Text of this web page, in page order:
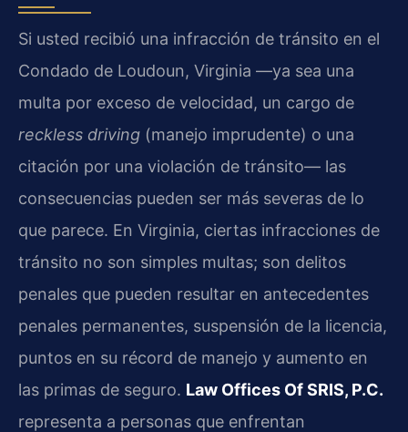
Si usted recibió una infracción de tránsito en el
Condado de Loudoun, Virginia —ya sea una
multa por exceso de velocidad, un cargo de
reckless driving (manejo imprudente) o una
citación por una violación de tránsito— las
consecuencias pueden ser más severas de lo
que parece. En Virginia, ciertas infracciones de
tránsito no son simples multas; son delitos
penales que pueden resultar en antecedentes
penales permanentes, suspensión de la licencia,
puntos en su récord de manejo y aumento en
las primas de seguro. Law Offices Of SRIS, P.C.
representa a personas que enfrentan